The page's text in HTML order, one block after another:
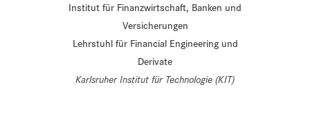
Institut für Finanzwirtschaft, Banken und
Versicherungen
Lehrstuhl für Financial Engineering und
Derivate
Karlsruher Institut für Technologie (KIT)